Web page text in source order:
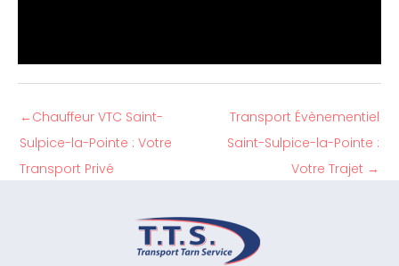
← Chauffeur VTC Saint-
Sulpice-la-Pointe : Votre
Transport Privé
Transport Évènementiel
Saint-Sulpice-la-Pointe :
Votre Trajet →